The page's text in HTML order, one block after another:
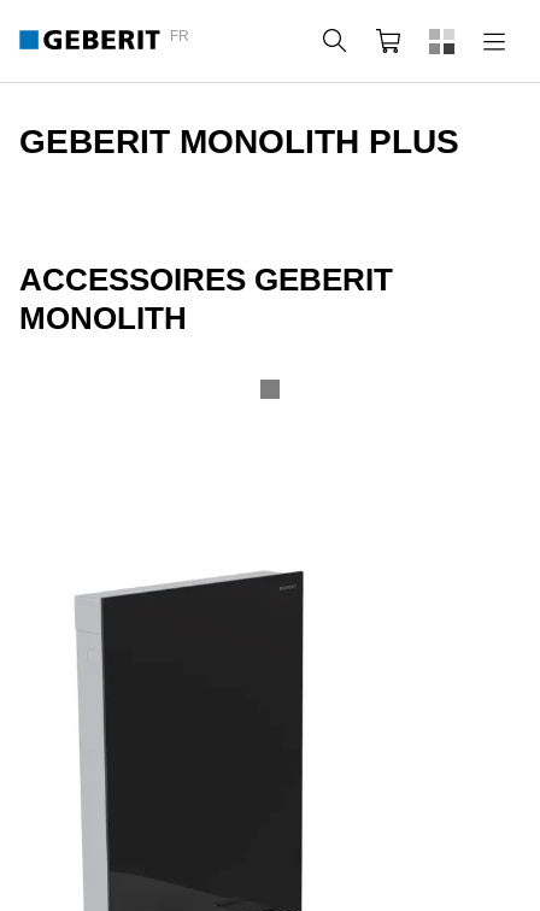
FR Rechercher
Panier
GEBERIT MONOLITH PLUS
ACCESSOIRES GEBERIT
MONOLITH